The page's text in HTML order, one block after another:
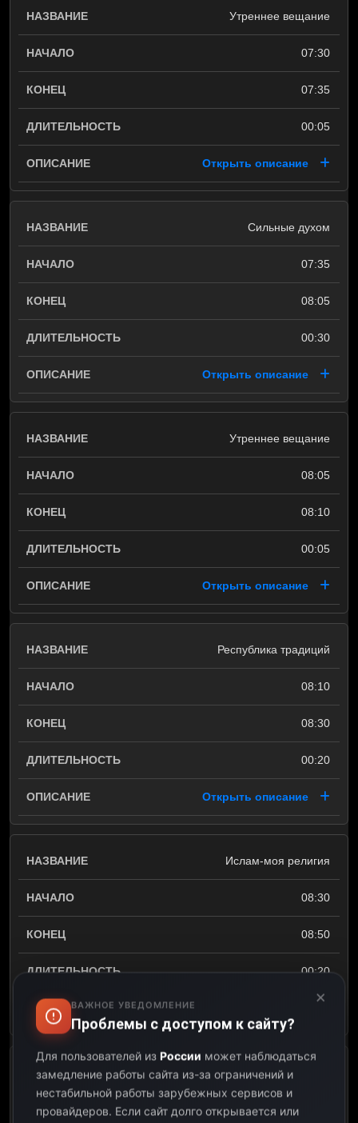
Утреннее вещание
07:30
07:35
00:05
Открыть описание
Сильные духом
07:35
08:05
00:30
Открыть описание
Утреннее вещание
08:05
08:10
00:05
Открыть описание
Республика традиций
08:10
08:30
00:20
Открыть описание
Ислам-моя религия
08:30
08:50
00:20
Утреннее вещание
×
ВАЖНОЕ УВЕДОМЛЕНИЕ
Проблемы с доступом к сайту?
Для пользователей из России может наблюдаться
замедление работы сайта из-за ограничений и
нестабильной работы зарубежных сервисов и
провайдеров. Если сайт долго открывается или